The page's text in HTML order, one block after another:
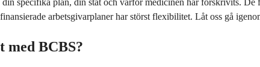
specifika plan, din stat och varför medicinen har förskrivits.
arbetsgivarplaner har störst flexibilitet. Låt oss gå
med BCBS?